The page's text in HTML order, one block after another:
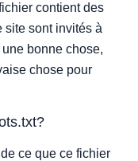
contient des
site sont invités à
bonne chose,
chose pour
ce que ce fichier